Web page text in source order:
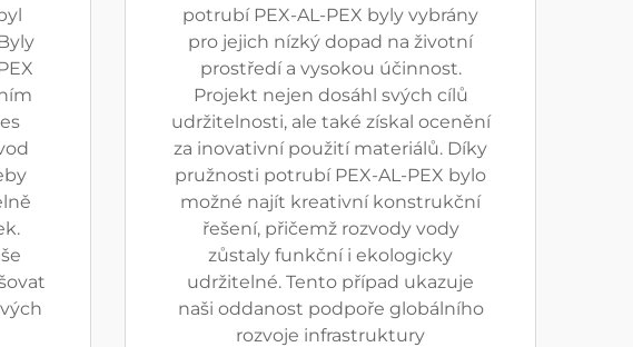
potrubí PEX-AL-PEX byly vybrány
pro jejich nízký dopad na životní
prostředí a vysokou účinnost.
Projekt nejen dosáhl svých cílů
udržitelnosti, ale také získal ocenění
za inovativní použití materiálů. Díky
pružnosti potrubí PEX-AL-PEX bylo
možné najít kreativní konstrukční
řešení, přičemž rozvody vody
zůstaly funkční i ekologicky
udržitelné. Tento případ ukazuje
naši oddanost podpoře globálního
rozvoje infrastruktury